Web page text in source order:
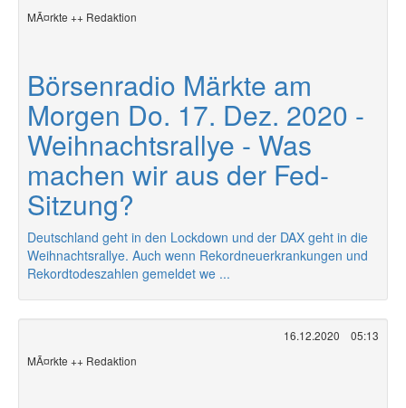
MÃ¤rkte ++ Redaktion
Börsenradio Märkte am
Morgen Do. 17. Dez. 2020 -
Weihnachtsrallye - Was
machen wir aus der Fed-
Sitzung?
Deutschland geht in den Lockdown und der DAX geht in die
Weihnachtsrallye. Auch wenn Rekordneuerkrankungen und
Rekordtodeszahlen gemeldet we ...
16.12.2020
05:13
MÃ¤rkte ++ Redaktion